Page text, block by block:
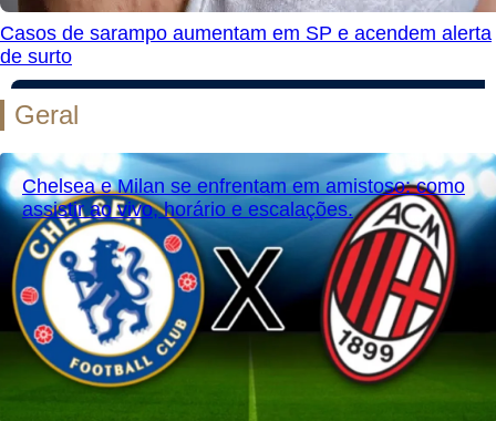
Casos de sarampo aumentam em SP e acendem alerta
de surto
Geral
Chelsea e Milan se enfrentam em amistoso: como
assistir ao vivo, horário e escalações.